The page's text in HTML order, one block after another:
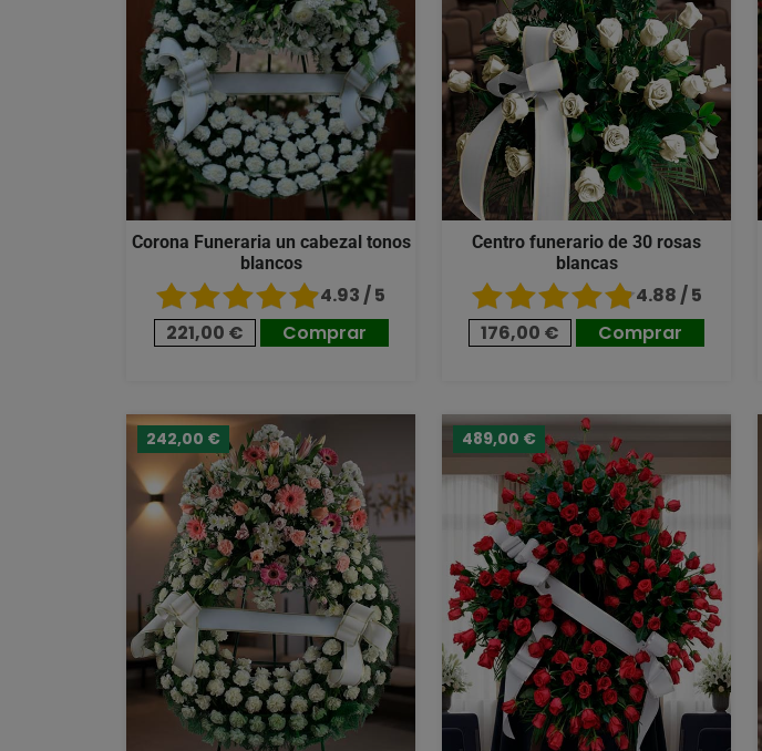
Corona Funeraria un cabezal tonos
blancos
4.93 / 5
221,00 €
Comprar
Centro funerario de 30 rosas
blancas
4.88 / 5
176,00 €
Comprar
242,00 € 489,00 €